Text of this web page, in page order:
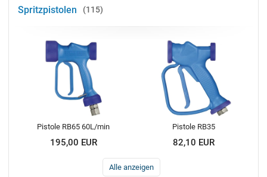
Spritzpistolen 115
Pistole RB65 60L/min
195,00 EUR
Pistole RB35
82,10 EUR
Alle anzeigen